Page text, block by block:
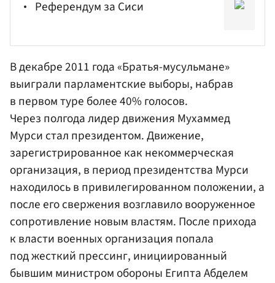
Референдум за Сиси
В декабре 2011 года «Братья-мусульмане»
выиграли парламентские выборы, набрав
в первом туре более 40% голосов.
Через полгода лидер движения Мухаммед
Мурси стал президентом. Движение,
зарегистрированное как некоммерческая
организация, в период президентства Мурси
находилось в привилегированном положении, а
после его свержения возглавило вооруженное
сопротивление новым властям. После прихода
к власти военных организация попала
под жесткий прессинг, инициированный
бывшим министром обороны Египта Абделем